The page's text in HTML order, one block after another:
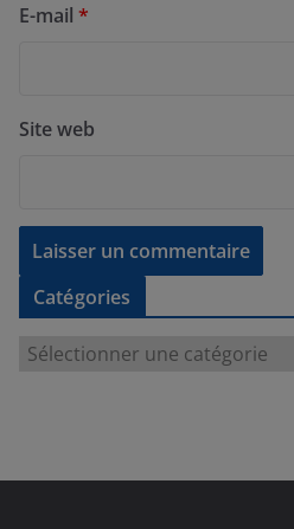
E-mail *
Site web
Catégories